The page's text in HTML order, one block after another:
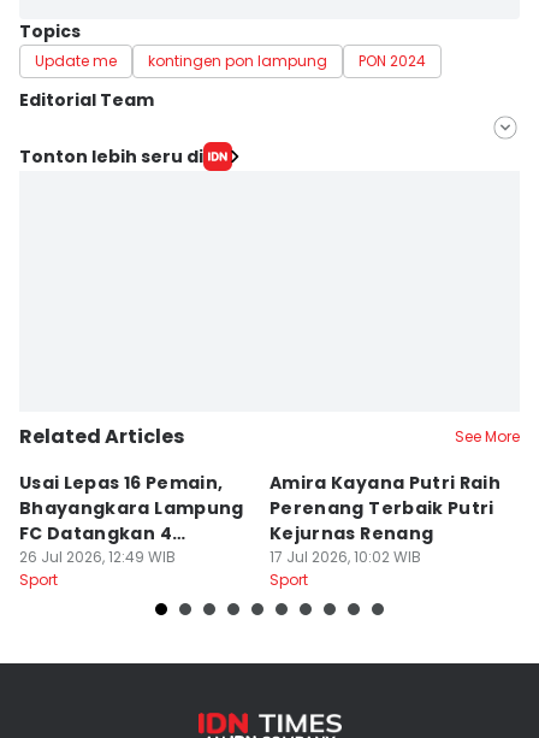
Topics
Update me kontingen pon lampung PON 2024
Editorial Team
Editor
Tonton lebih seru di
Related Articles See More
Usai Lepas 16 Pemain,
Bhayangkara Lampung
FC Datangkan 4
Rekrutan
26 Jul 2026, 12:49 WIB
Sport
Amira Kayana Putri Raih
Perenang Terbaik Putri
Kejurnas Renang
17 Jul 2026, 10:02 WIB
Sport